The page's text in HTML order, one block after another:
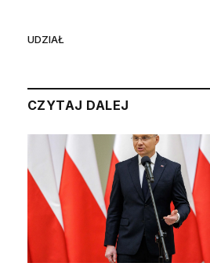
UDZIAŁ
CZYTAJ DALEJ